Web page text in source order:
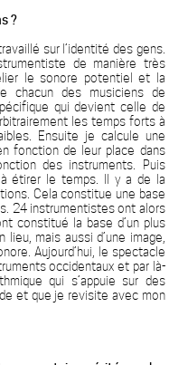
?
sur l’identité des gens.
de manière très
le sonore potentiel et la
chacun des musiciens de
qui devient celle de
les temps forts à
Ensuite je calcule une
fonction de leur place dans
des instruments. Puis
étirer le temps. Il y a de la
Cela constitue une base
24 instrumentistes ont alors
constitué la base d’un plus
lieu, mais aussi d’une image,
Aujourd’hui, le spectacle
occidentaux et par là-
qui s’appuie sur des
et que je revisite avec mon